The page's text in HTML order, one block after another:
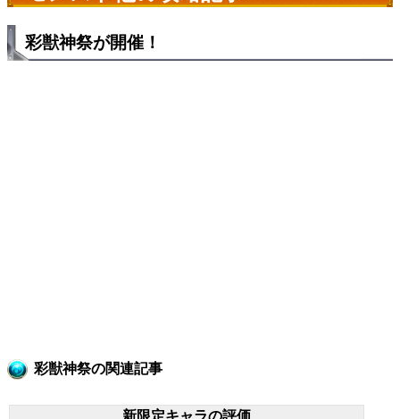
彩獣神祭が開催！
彩獣神祭の関連記事
新限定キャラの評価